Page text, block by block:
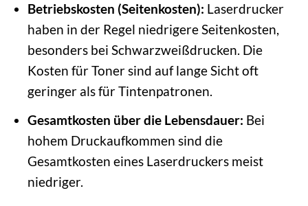
Betriebskosten (Seitenkosten): Laserdrucker
haben in der Regel niedrigere Seitenkosten,
besonders bei Schwarzweißdrucken. Die
Kosten für Toner sind auf lange Sicht oft
geringer als für Tintenpatronen.
Gesamtkosten über die Lebensdauer: Bei
hohem Druckaufkommen sind die
Gesamtkosten eines Laserdruckers meist
niedriger.